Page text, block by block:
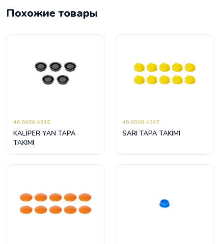
Похожие товары
40.0000.4015
KALİPER YAN TAPA
TAKIMI
40.0000.4047
SARI TAPA TAKIMI